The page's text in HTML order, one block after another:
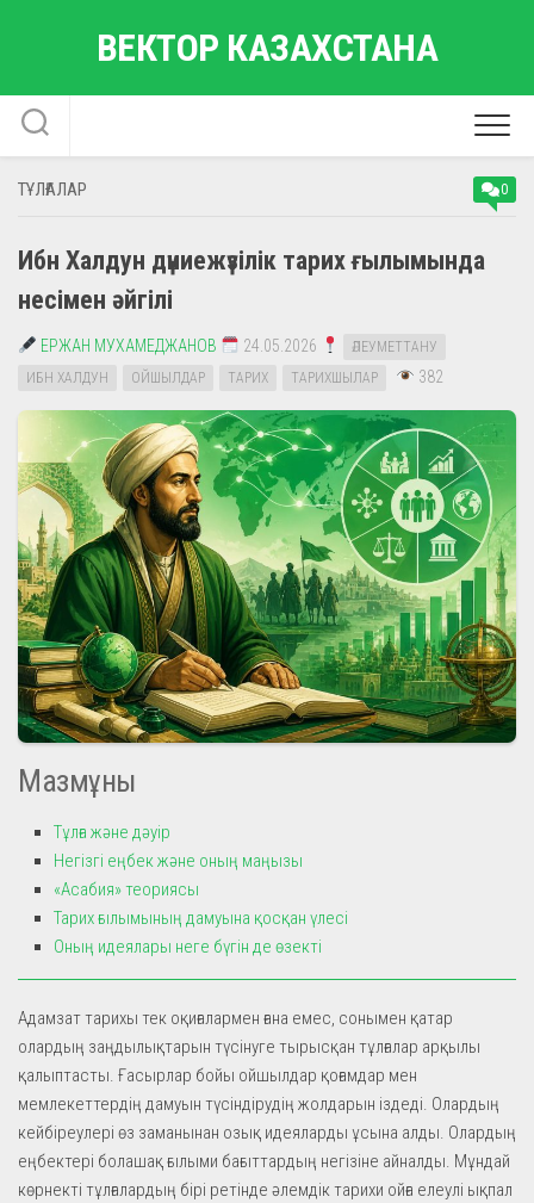
ВЕКТОР КАЗАХСТАНА
ТҰЛҒАЛАР 0
Ибн Халдун дүниежүзілік тарих ғылымында
несімен әйгілі
ЕРЖАН МУХАМЕДЖАНОВ 24.05.2026
ӘЛЕУМЕТТАНУ
ИБН ХАЛДУН
ОЙШЫЛДАР ТАРИХ ТАРИХШЫЛАР 382
Мазмұны
Тұлға және дәуір
Негізгі еңбек және оның маңызы
«Асабия» теориясы
Тарих ғылымының дамуына қосқан үлесі
Оның идеялары неге бүгін де өзекті
Адамзат тарихы тек оқиғалармен ғана емес, сонымен қатар
олардың заңдылықтарын түсінуге тырысқан тұлғалар арқылы
қалыптасты. Ғасырлар бойы ойшылдар қоғамдар мен
мемлекеттердің дамуын түсіндірудің жолдарын іздеді. Олардың
кейбіреулері өз заманынан озық идеяларды ұсына алды. Олардың
еңбектері болашақ ғылыми бағыттардың негізіне айналды. Мұндай
көрнекті тұлғалардың бірі ретінде әлемдік тарихи ойға елеулі ықпал